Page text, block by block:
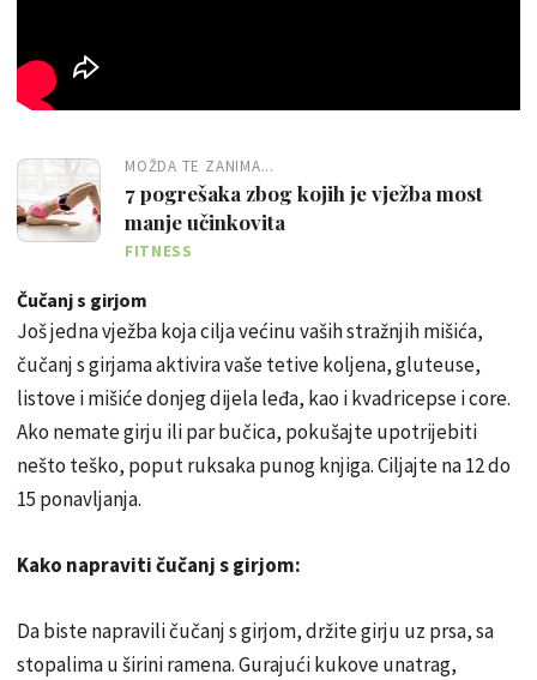
MOŽDA TE ZANIMA...
7 pogrešaka zbog kojih je vježba most
manje učinkovita
FITNESS
Čučanj s girjom
Još jedna vježba koja cilja većinu vaših stražnjih mišića,
čučanj s girjama aktivira vaše tetive koljena, gluteuse,
listove i mišiće donjeg dijela leđa, kao i kvadricepse i core.
Ako nemate girju ili par bučica, pokušajte upotrijebiti
nešto teško, poput ruksaka punog knjiga. Ciljajte na 12 do
15 ponavljanja.
Kako napraviti čučanj s girjom:
Da biste napravili čučanj s girjom, držite girju uz prsa, sa
stopalima u širini ramena. Gurajući kukove unatrag,